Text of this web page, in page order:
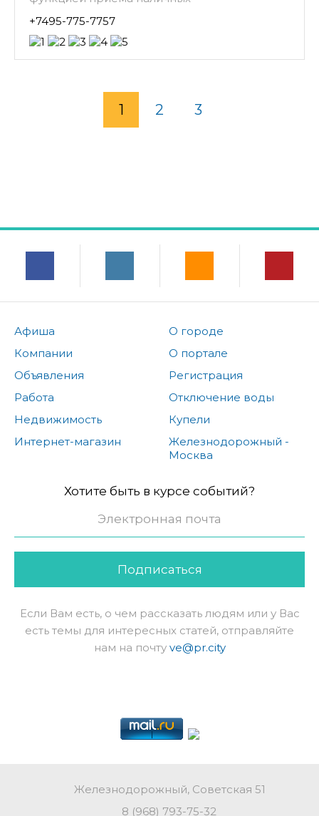
+7495-775-7757
1 2 3
Афиша
Компании
Объявления
Работа
Недвижимость
Интернет-магазин
О городе
О портале
Регистрация
Отключение воды
Купели
Железнодорожный -
Москва
Хотите быть в курсе событий?
Подписаться
Если Вам есть, о чем рассказать людям или у Вас
есть темы для интересных статей, отправляйте
нам на почту ve@pr.city
Железнодорожный, Советская 51
8 (968) 793-75-32